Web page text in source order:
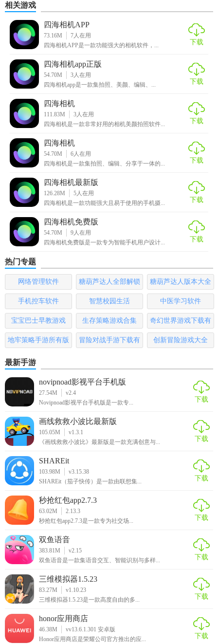
1. 快速拍摄：双击屏幕即可快速拍照，无需长按快门按钮。
清晰照片。
3. 滑动调节：通过上下滑动屏幕可以迅速调整曝光和滤镜强
度。
4. 分享功能：支持一键分享至社交媒体，方便快捷地分享你
5. 编辑工具：利用内置的编辑工具进行精细化调整，如调整
色温、饱和度等。
四海相机app官方下载亮点
1. 丰富的滤镜库：提供多种滤镜供用户选择，轻松实现各种
风格的照片效果。
2. 实时预览：在拍摄过程中即可预览效果，方便即时调整。
3. 智能优化：应用内置的智能算法能自动优化照片，提升照
片质量。
4. 云端备份：支持照片云备份功能，安全存储你的珍贵回
忆。
四海相机app官方下载用法
1. 下载与安装：在官方应用商店搜索“四海相机”并下载安装。
2. 打开应用：启动应用后，进入主界面。
3. 选择拍摄模式：根据需求选择人像、风景或夜景等拍摄模
式。
4. 拍摄照片：点击屏幕进行拍摄，或利用技巧中的快速拍摄
功能。
和滤镜进行美化。
6. 保存与分享：完成编辑后保存照片，并通过分享功能上传
至社交媒体。
四海相机app官方下载测评
四海相机APP以其丰富的功能和强大的编辑工具赢得了广大用
户的喜爱。无论是摄影新手还是资深摄影师，都能在该应用
相关游戏
四海相机APP
73.16M 7人在用
四海相机APP是一款功能强大的相机软件，...
下载
四海相机app正版
54.70M 3人在用
四海相机app是一款集拍照、美颜、编辑、...
下载
四海相机
111.83M 3人在用
四海相机是一款非常好用的相机美颜拍照软件...
下载
四海相机
54.70M 6人在用
四海相机是一款集拍照、编辑、分享于一体的...
下载
四海相机最新版
126.28M 5人在用
四海相机是一款功能强大且易于使用的手机摄...
下载
四海相机免费版
54.70M 9人在用
四海相机免费版是一款专为智能手机用户设计...
下载
热门专题
网络管理软件
糖葫芦达人全部解锁
版
糖葫芦达人版本大全
手机控车软件 智慧校园生活 中医学习软件
宝宝巴士早教游戏 生存策略游戏合集
奇幻世界游戏下载有
哪些
地牢策略手游所有版
冒险对战手游下载有
创新冒险游戏大全
最新手游
novipnoad影视平台手机版
27.54M
v2.4
Novipnoad影视平台手机版是一款专...
下载
画线救救小波比最新版
105.05M
v1.3.1
《画线救救小波比》最新版是一款充满创意与...
下载
SHAREit
103.98M
v3.15.38
SHAREit（茄子快传）是一款由联想集...
下载
秒抢红包app2.7.3
63.02M
2.13.3
秒抢红包app2.7.3是一款专为社交场...
下载
双鱼语音
383.81M
v2.15
双鱼语音是一款集语音交互、智能识别与多样...
下载
三维模拟器1.5.23
83.27M
v1.10.23
三维模拟器1.5.23是一款高度自由的多...
下载
honor应用商店
46.38M
vv13.6.1.301 安卓版
Honor应用商店是荣耀公司官方推出的应...
下载